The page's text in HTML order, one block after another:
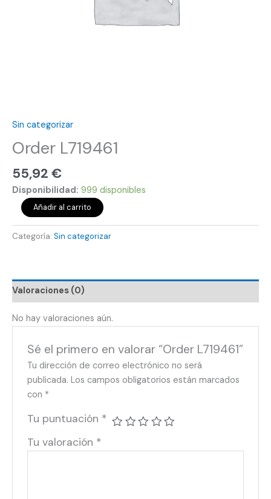
Sin categorizar
Order L719461
55,92 €
Disponibilidad: 999 disponibles
Añadir al carrito
Categoría: Sin categorizar
Valoraciones (0)
No hay valoraciones aún.
Sé el primero en valorar “Order L719461”
Tu dirección de correo electrónico no será
publicada. Los campos obligatorios están marcados
con *
Tu puntuación *
Tu valoración *